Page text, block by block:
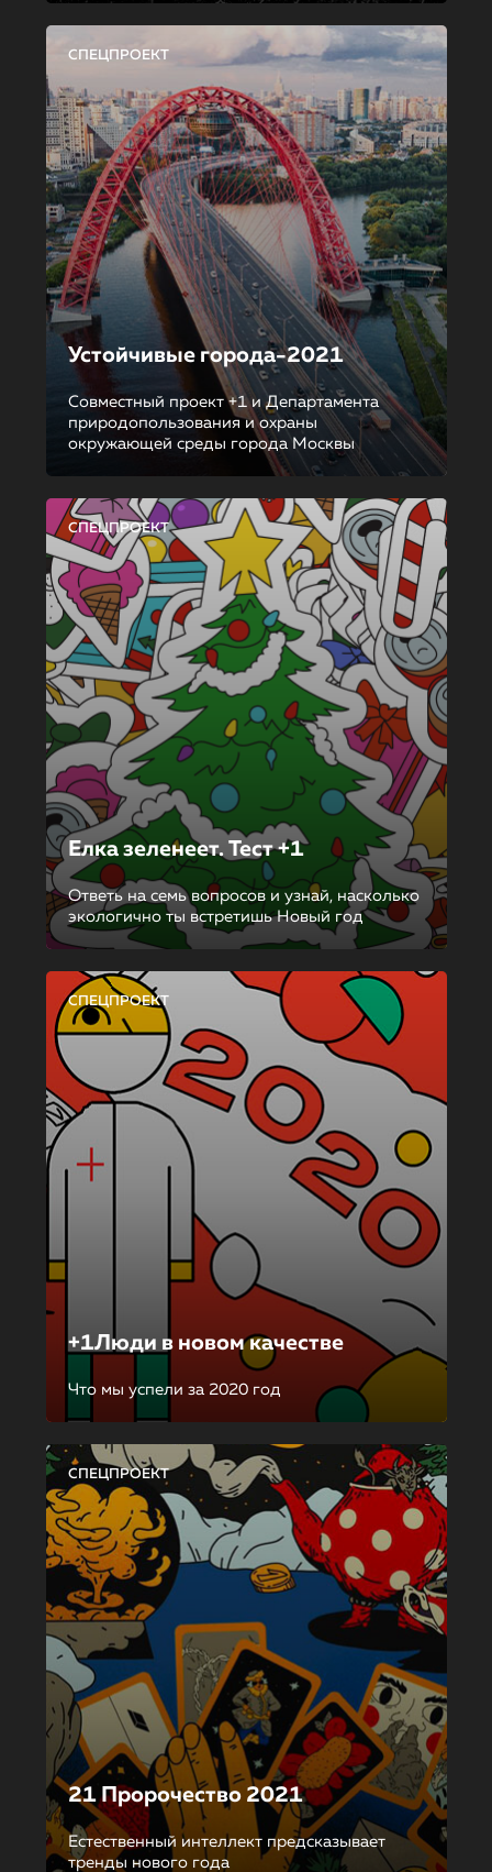
СПЕЦПРОЕКТ
Устойчивые города-2021
Совместный проект +1 и Департамента
природопользования и охраны
окружающей среды города Москвы
СПЕЦПРОЕКТ
Елка зеленеет. Тест +1
Ответь на семь вопросов и узнай, насколько
экологично ты встретишь Новый год
СПЕЦПРОЕКТ
+1Люди в новом качестве
Что мы успели за 2020 год
СПЕЦПРОЕКТ
21 Пророчество 2021
Естественный интеллект предсказывает
тренды нового года